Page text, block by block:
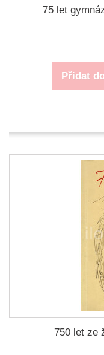
75 let
Přidat
750 let ze